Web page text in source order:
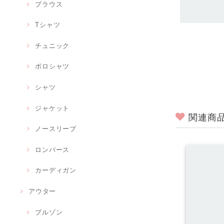
ブラウス
Tシャツ
チュニック
ポロシャツ
シャツ
ジャケット
ノースリーブ
ロンパース
カーディガン
アウター
ブルゾン
関連商